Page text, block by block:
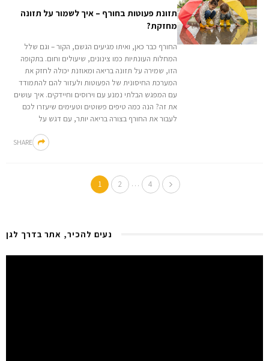
תזונת פעוטות בחורף – איך לשמור על תזונה
מחזקת?
החורף כבר כאן, ואיתו מגיעים הגשם, הקור – וגם שלל
המחלות העונתיות כמו צינונים, שיעולים וחום. בתקופה
הזו, שמירה על תזונה בריאה ומאוזנת יכולה לחזק את
המערכת החיסונית של הפעוטות ולעזור להם להתמודד
עם המפגש הבלתי נמנע עם וירוסים וחיידקים. איך עושים
את זה? הנה כמה טיפים פשוטים וטעימים שיעזרו לכם
לעבור את החורף בצורה בריאה יותר, עם דגש על
SHARE
1 2 … 4
נעים להכיר, אתר בדרך לגן